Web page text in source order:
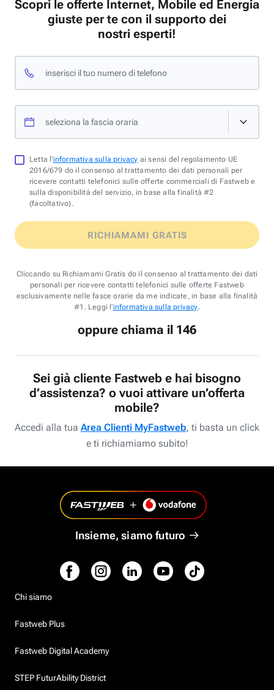
Scopri le offerte Internet, Mobile ed Energia
giuste per te con il supporto dei
nostri esperti!
inserisci il tuo numero di telefono
seleziona la fascia oraria
Letta l'informativa sulla privacy ai sensi del regolamento UE
2016/679 do il consenso al trattamento dei dati personali per
ricevere contatti telefonici sulle offerte commerciali di Fastweb e
sulla disponibilità del servizio, in base alla finalità #2
(facoltativo).
RICHIAMAMI GRATIS
Cliccando su Richiamami Gratis do il consenso al trattamento dei dati
personali per ricevere contatti telefonici sulle offerte Fastweb
esclusivamente nelle fasce orarie da me indicate, in base alla finalità
#1. Leggi l'informativa sulla privacy.
oppure chiama il 146
Sei già cliente Fastweb e hai bisogno
d’assistenza? o vuoi attivare un’offerta
mobile?
Accedi alla tua Area Clienti MyFastweb, ti basta un click
e ti richiamiamo subito!
Insieme, siamo futuro
Chi siamo
Fastweb Plus
Fastweb Digital Academy
STEP FuturAbility District